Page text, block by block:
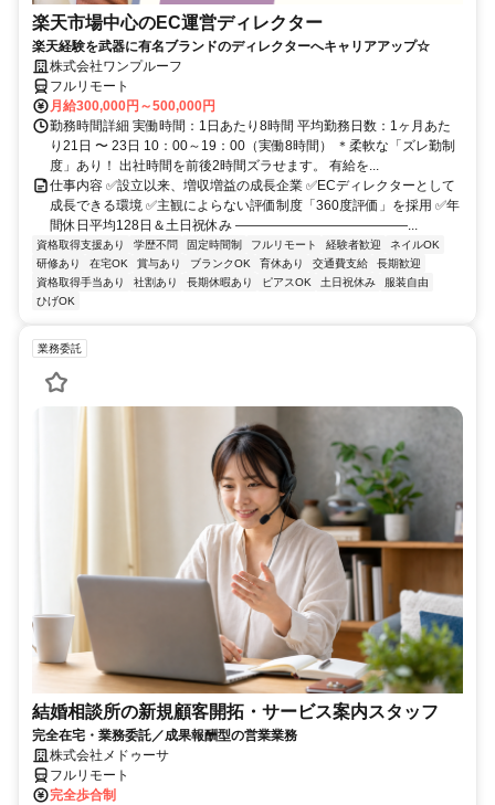
楽天市場中心のEC運営ディレクター
楽天経験を武器に有名ブランドのディレクターへキャリアアップ☆
株式会社ワンプルーフ
フルリモート
月給300,000円～500,000円
勤務時間詳細 実働時間：1日あたり8時間 平均勤務日数：1ヶ月あた
り21日 〜 23日 10：00～19：00（実働8時間） ＊柔軟な「ズレ勤制
度」あり！ 出社時間を前後2時間ズラせます。 有給を...
仕事内容 ✅設立以来、増収増益の成長企業 ✅ECディレクターとして
成長できる環境 ✅主観によらない評価制度「360度評価」を採用 ✅年
間休日平均128日＆土日祝休み ―――――――――――――...
資格取得支援あり 学歴不問 固定時間制 フルリモート 経験者歓迎
ネイルOK
研修あり
在宅OK 賞与あり ブランクOK 育休あり 交通費支給
長期歓迎
資格取得手当あり
社割あり 長期休暇あり ピアスOK 土日祝休み
服装自由
ひげOK
業務委託
結婚相談所の新規顧客開拓・サービス案内スタッフ
完全在宅・業務委託／成果報酬型の営業業務
株式会社メドゥーサ
フルリモート
完全歩合制